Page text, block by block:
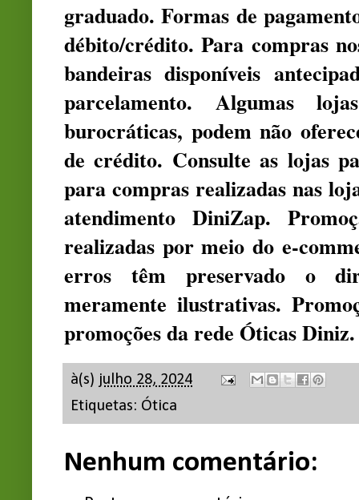
graduado. Formas de
débito/crédito. Para compras
bandeiras disponíveis
parcelamento. Algumas
burocráticas, podem não
de crédito. Consulte as lojas
para compras realizadas nas
atendimento DiniZap.
realizadas por meio do e-
erros têm preservado o
meramente ilustrativas.
promoções da rede Óticas Diniz.
à(s) julho 28, 2024
Etiquetas: Ótica
Nenhum comentário: